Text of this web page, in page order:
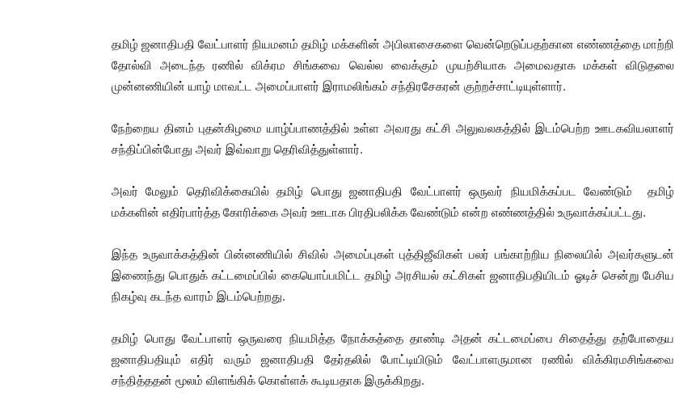
தமிழ் ஜனாதிபதி வேட்பாளர் நியமனம் தமிழ் மக்களின் அபிலாசைகளை வென்றெடுப்பதற்கான எண்ணத்தை மாற்றி
தோல்வி அடைந்த ரணில் விக்ரம சிங்கவை வெல்ல வைக்கும் முயற்சியாக அமைவதாக மக்கள் விடுதலை
முன்னணியின் யாழ் மாவட்ட அமைப்பாளர் இராமலிங்கம் சந்திரசேகரன் குற்றச்சாட்டியுள்ளார்.
நேற்றைய தினம் புதன்கிழமை யாழ்ப்பாணத்தில் உள்ள அவரது கட்சி அலுவலகத்தில் இடம்பெற்ற ஊடகவியலாளர்
சந்திப்பின்போது அவர் இவ்வாறு தெரிவித்துள்ளார்.
அவர் மேலும் தெரிவிக்கையில் தமிழ் பொது ஜனாதிபதி வேட்பாளர் ஒருவர் நியமிக்கப்பட வேண்டும் தமிழ்
மக்களின் எதிர்பார்த்த கோரிக்கை அவர் ஊடாக பிரதிபலிக்க வேண்டும் என்ற எண்ணத்தில் உருவாக்கப்பட்டது.
இந்த உருவாக்கத்தின் பின்னணியில் சிவில் அமைப்புகள் புத்திஜீவிகள் பலர் பங்காற்றிய நிலையில் அவர்களுடன்
இணைந்து பொதுக் கட்டமைப்பில் கையொப்பமிட்ட தமிழ் அரசியல் கட்சிகள் ஜனாதிபதியிடம் ஓடிச் சென்று பேசிய
நிகழ்வு கடந்த வாரம் இடம்பெற்றது.
தமிழ் பொது வேட்பாளர் ஒருவரை நியமித்த நோக்கத்தை தாண்டி அதன் கட்டமைப்பை சிதைத்து தற்போதைய
ஜனாதிபதியும் எதிர் வரும் ஜனாதிபதி தேர்தலில் போட்டியிடும் வேட்பாளருமான ரணில் விக்கிரமசிங்கவை
சந்தித்ததன் மூலம் விளங்கிக் கொள்ளக் கூடியதாக இருக்கிறது.